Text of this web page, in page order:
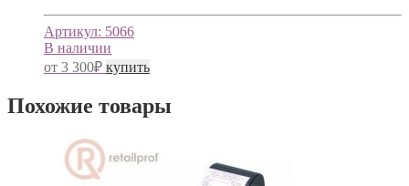
Артикул: 5066
В наличии
от 3 300₽ купить
Похожие товары